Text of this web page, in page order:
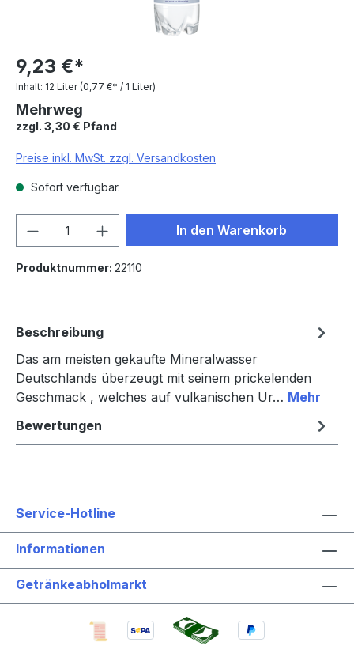
9,23 €*
Inhalt: 12 Liter (0,77 €* / 1 Liter)
Mehrweg
zzgl. 3,30 € Pfand
Preise inkl. MwSt. zzgl. Versandkosten
Sofort verfügbar.
Produkt Anzahl: Gib denIn den Warenkorb
Produktnummer: 22110
Beschreibung
Das am meisten gekaufte Mineralwasser
Deutschlands überzeugt mit seinem prickelenden
Geschmack , welches auf vulkanischen Ur… Mehr
Bewertungen
Service-Hotline
Informationen
Getränkeabholmarkt